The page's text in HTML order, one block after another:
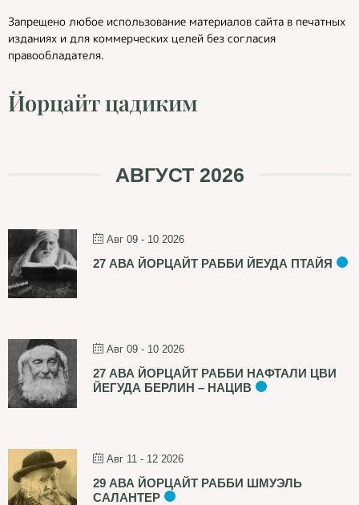
Запрещено любое использование материалов сайта в печатных
изданиях и для коммерческих целей без согласия
правообладателя.
Йорцайт цадиким
АВГУСТ 2026
Авг 09 - 10 2026
27 АВА ЙОРЦАЙТ РАББИ ЙЕУДА ПТАЙЯ
Авг 09 - 10 2026
27 АВА ЙОРЦАЙТ РАББИ НАФТАЛИ ЦВИ
ЙЕГУДА БЕРЛИН – НАЦИВ
Авг 11 - 12 2026
29 АВА ЙОРЦАЙТ РАББИ ШМУЭЛЬ
САЛАНТЕР